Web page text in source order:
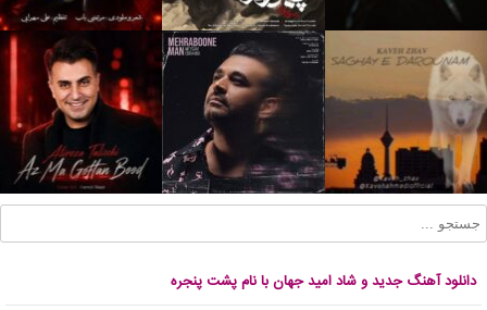
دانلود آهنگ جدید و شاد امید جهان با نام پشت پنجره